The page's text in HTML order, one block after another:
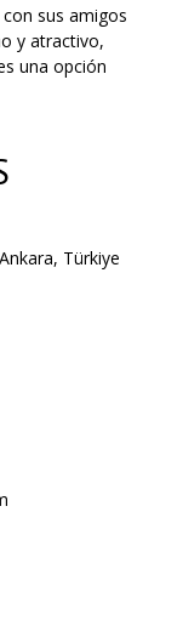
sus amigos
y atractivo,
una opción
Türkiye